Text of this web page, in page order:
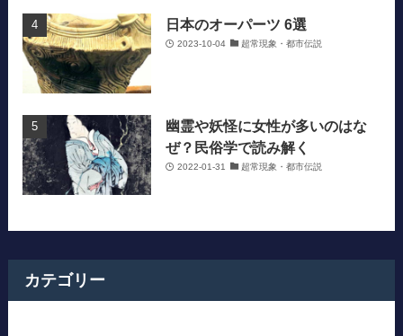
日本のオーパーツ 6選
2023-10-04 超常現象・都市伝説
幽霊や妖怪に女性が多いのはな
ぜ？民俗学で読み解く
2022-01-31 超常現象・都市伝説
カテゴリー